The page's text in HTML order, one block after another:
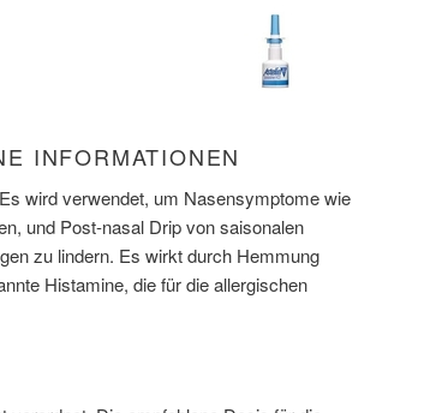
INFORMATIONEN
wird verwendet, um Nasensymptome wie
und Post-nasal Drip von saisonalen
zu lindern. Es wirkt durch Hemmung
Histamine, die für die allergischen